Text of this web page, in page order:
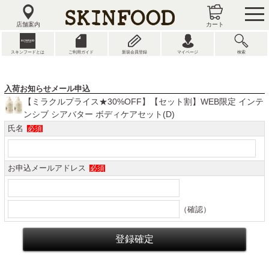
店舗案内 カート
スキンフードとは ご利用ガイド 新規会員登録 マイページ 検索
入荷お知らせメール申込
【ミラクルプライス★30%OFF】【セット割】WEB限定 インテ
ンシブ シアバター ボディケアセット(D)
氏名 必須
お申込メールアドレス 必須
（確認）